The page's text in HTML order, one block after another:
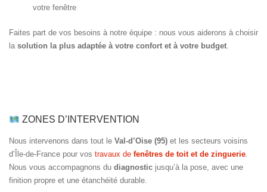
votre fenêtre
Faites part de vos besoins à notre équipe : nous vous aiderons à choisir
la solution la plus adaptée à votre confort et à votre budget
ZONES D’INTERVENTION
Nous intervenons dans tout le Val-d’Oise (95) et les secteurs voisins
d’Île-de-France pour vos travaux de fenêtres de toit et de zinguerie.
Nous vous accompagnons du diagnostic jusqu’à la pose, avec une
finition propre et une étanchéité durable.